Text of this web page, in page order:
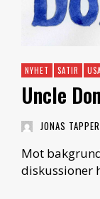
NYHET SATIR USA
Uncle
JONAS TAPPER
Mot
diskussioner